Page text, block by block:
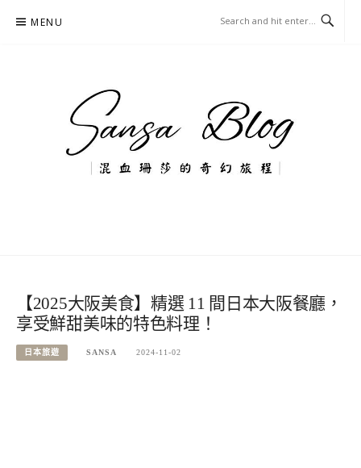
MENU
【2025大阪美食】精選 11 間日本大阪餐廳，
享受鮮甜美味的特色料理！
日本旅遊 SANSA 2024-11-02